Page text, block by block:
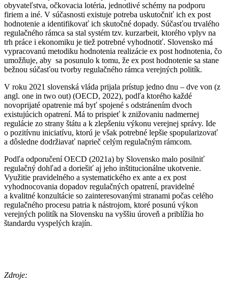
obyvateľstva, očkovacia lotéria, jednotlivé schémy na podporu
firiem a iné. V súčasnosti existuje potreba uskutočniť ich ex post
hodnotenie a identifikovať ich skutočné dopady. Súčasťou trvalého
regulačného rámca sa stal systém tzv. kurzarbeit, ktorého vplyv na
trh práce i ekonomiku je tiež potrebné vyhodnotiť. Slovensko má
vypracovanú metodiku hodnotenia realizácie ex post hodnotenia, čo
umožňuje, aby sa posunulo k tomu, že ex post hodnotenie sa stane
bežnou súčasťou tvorby regulačného rámca verejných politík.
V roku 2021 slovenská vláda prijala prístup jedno dnu – dve von (z
angl. one in two out) (OECD, 2022), podľa ktorého každé
novoprijaté opatrenie má byť spojené s odstránením dvoch
existujúcich opatrení. Má to prispieť k znižovaniu nadmernej
regulácie zo strany štátu a k zlepšeniu výkonu verejnej správy. Ide
o pozitívnu iniciatívu, ktorú je však potrebné lepšie spopularizovať
a dôsledne dodržiavať naprieč celým regulačným rámcom.
Podľa odporučení OECD (2021a) by Slovensko malo posilniť
regulačný dohľad a doriešiť aj jeho inštitucionálne ukotvenie.
Využitie pravidelného a systematického ex ante a ex post
vyhodnocovania dopadov regulačných opatrení, pravidelné
a kvalitné konzultácie so zainteresovanými stranami počas celého
regulačného procesu patria k nástrojom, ktoré posunú výkon
verejných politík na Slovensku na vyššiu úroveň a priblížia ho
štandardu vyspelých krajín.
Zdroje: